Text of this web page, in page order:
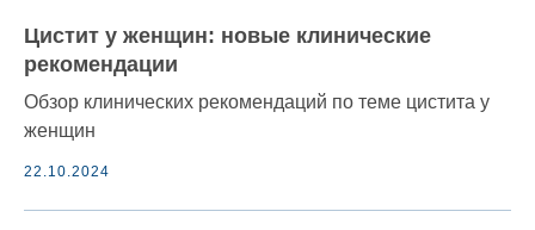
Цистит у женщин: новые клинические
рекомендации
Обзор клинических рекомендаций по теме цистита у
женщин
22.10.2024